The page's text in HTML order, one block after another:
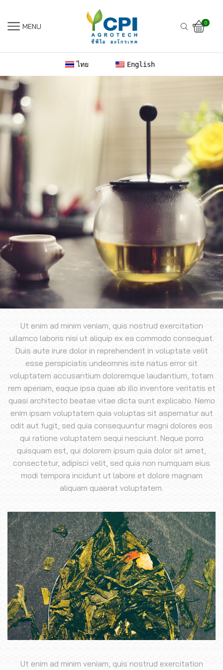
MENU 0
ไทย English
Ut enim ad minim veniam, quis nostrud exercitation
ullamco laboris nisi ut aliquip ex ea commodo consequat.
Duis aute irure dolor in reprehenderit in voluptate velit
esse perspiciatis undeomnis iste natus error sit
voluptatem accusantium doloremque laudantium, totam
rem aperiam, eaque ipsa quae ab illo inventore veritatis et
quasi architecto beatae vitae dicta sunt explicabo. Nemo
enim ipsam voluptatem quia voluptas sit aspernatur aut
odit aut fugit, sed quia consequuntur magni dolores eos
qui ratione voluptatem sequi nesciunt. Neque porro
quisquam est, qui dolorem ipsum quia dolor sit amet,
consectetur, adipisci velit, sed quia non numquam eius
modi tempora incidunt ut labore et dolore magnam
aliquam quaerat voluptatem.
Ut enim ad minim veniam, quis nostrud exercitation